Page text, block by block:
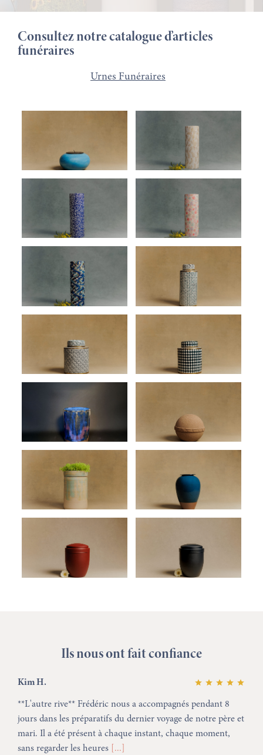
Consultez notre catalogue d’articles
funéraires
Urnes Funéraires
Ils nous ont fait confiance
Kim H.
**L'autre rive** Frédéric nous a accompagnés pendant 8
jours dans les préparatifs du dernier voyage de notre père et
mari. Il a été présent à chaque instant, chaque moment,
sans regarder les heures [...]